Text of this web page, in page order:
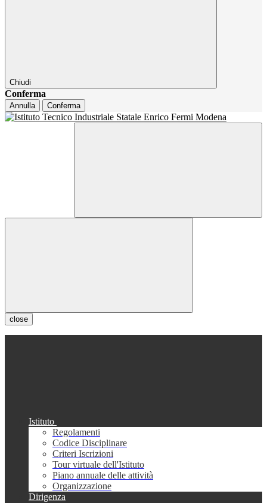
Chiudi
Conferma
Annulla Conferma
close
Istituto
Regolamenti
Codice Disciplinare
Criteri Iscrizioni
Tour virtuale dell'Istituto
Piano annuale delle attività
Organizzazione
Dirigenza